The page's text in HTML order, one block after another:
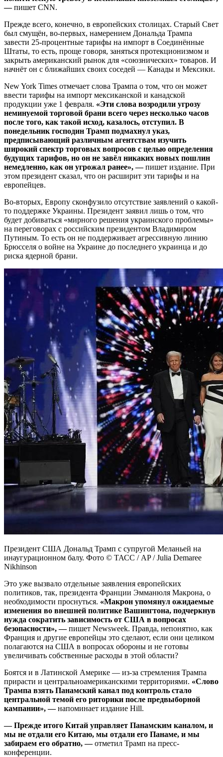
—пишет CNN.
Прежде всего, конечно, в европейских столицах. Старый Свет
был смущён, во-первых, намерением Дональда Трампа
завести 25-процентные тарифы на импорт в Соединённые
Штаты, то есть, проще говоря, заняться протекционизмом и
закрыть американский рынок для «союзнических» товаров. И
начнёт он с ближайших своих соседей — Канады и Мексики.
New York Times отмечает слова Трампа о том, что он может
ввести тарифы на импорт мексиканской и канадской
продукции уже 1 февраля. «Эти слова возродили угрозу
неминуемой торговой брани всего через несколько часов
после того, как такой исход, казалось, отступил. В
понедельник господин Трамп подмахнул указ,
предписывающий различным агентствам изучить
широкий спектр торговых вопросов с целью определения
будущих тарифов, но он не завёл никаких новых пошлин
немедленно, как он угрожал ранее», —пишет издание. При
этом президент сказал, что он расширит эти тарифы и на
европейцев.
Во-вторых, Европу сконфузило отсутствие заявлений о какой-
то поддержке Украины. Президент заявил лишь о том, что
будет добиваться «мирного решения украинского проблемы»
на переговорах с российским президентом Владимиром
Путиным. То есть он не поддерживает агрессивную линию
Брюсселя о войне на Украине до последнего украинца и до
риска ядерной брани.
Президент США Дональд Трамп с супругой Меланьей на
инаугурационном балу. Фото © ТАСС / AP / Julia Demaree
Nikhinson
Это уже вызвало отдельные заявления европейских
политиков, так, президента Франции Эмманюля Макрона, о
необходимости проснуться. «Макрон упомянул ожидаемые
изменения во внешней политике Вашингтона, подчеркнув
нужда сократить зависимость от США в вопросах
безопасности», —пишет Newsweek. Правда, непонятно, как
Франция и другие европейцы это сделают, если они целиком
полагаются на США в вопросах обороны и не готовы
увеличивать собственные расходы в этой области?
Боятся и в Латинской Америке — из-за стремления Трампа
прирасти и центральноамериканскими территориями. «Слово
Трампа взять Панамский канал под контроль стало
центральной темой его риторики после предвыборной
кампании», —напоминает издание Hill.
— Прежде итого Китай управляет Панамским каналом, и
мы не отдали его Китаю, мы отдали его Панаме, и мы
забираем его обратно, —отметил Трамп на пресс-
конференции.